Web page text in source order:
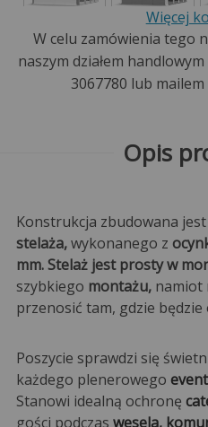
Więcej
W celu zamówienia tego
naszym działem
3067780 lub
Opis
Konstrukcja zbudowana jest
stelaża,wykonanego z
mm. Stelaż jest prosty w
szybkiego montażu,namiot
przenosić tam, gdzie
Poszycie sprawdzi się
każdego plenerowego
Stanowi idealną ochronę
gości podczas wesela,